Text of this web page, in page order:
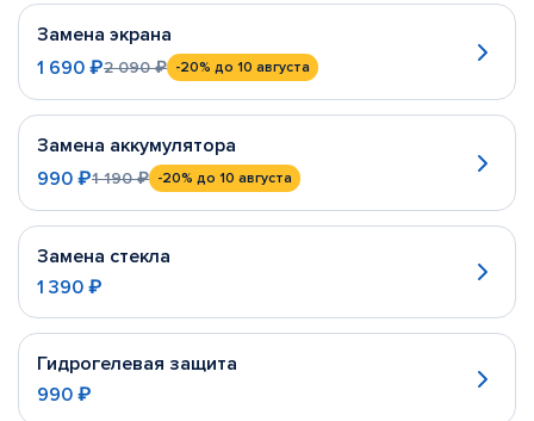
Замена экрана
1 690 ₽2 090 ₽ -20% до 10 августа
Замена аккумулятора
990 ₽1 190 ₽ -20% до 10 августа
Замена стекла
1 390 ₽
Гидрогелевая защита
990 ₽